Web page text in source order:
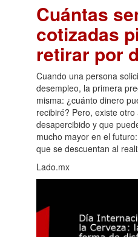
Cuántas
cotizadas
retirar por
Cuando una persona
desempleo, la primera
misma: ¿cuánto dinero
recibiré? Pero, existe
desapercibido y que
mucho mayor en el
que se descuentan al
Lado.mx